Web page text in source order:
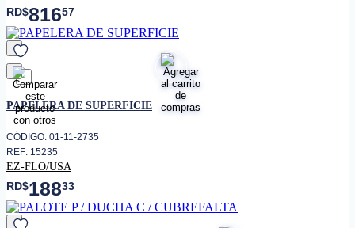
RD$81657
favorito
PAPELERA DE SUPERFICIE
CÓDIGO: 01-11-2735
REF: 15235
EZ-FLO/USA
RD$18833